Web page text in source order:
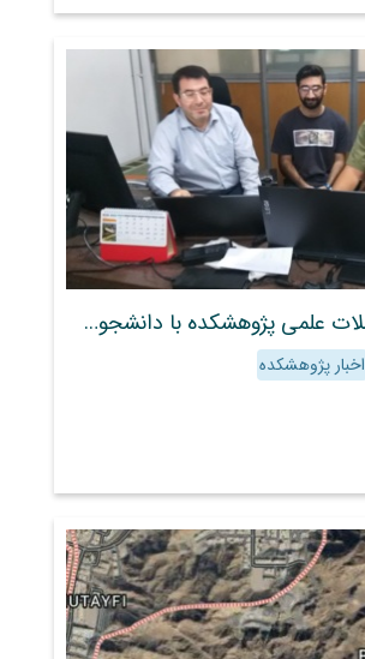
تقویت تعاملات علمی پژوهشکده با دانشجویان تحصیلات تکمیلی
اخبار پژوهشکده